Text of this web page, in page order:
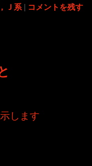
Ｊ系 | コメントを残す
します